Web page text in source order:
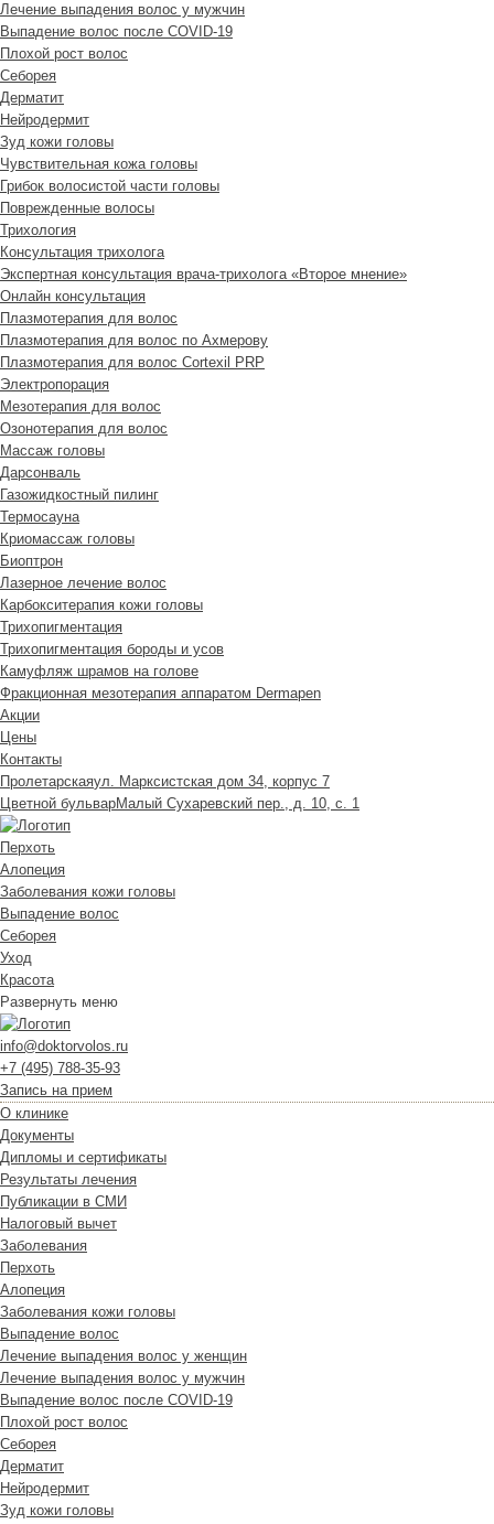
Лечение выпадения волос у мужчин
Выпадение волос после COVID-19
Плохой рост волос
Cеборея
Дерматит
Нейродермит
Зуд кожи головы
Чувствительная кожа головы
Грибок волосистой части головы
Поврежденные волосы
Трихология
Консультация трихолога
Экспертная консультация врача-трихолога «Второе мнение»
Онлайн консультация
Плазмотерапия для волос
Плазмотерапия для волос по Ахмерову
Плазмотерапия для волос Cortexil PRP
Электропорация
Мезотерапия для волос
Озонотерапия для волос
Массаж головы
Дарсонваль
Газожидкостный пилинг
Термосауна
Криомассаж головы
Биоптрон
Лазерное лечение волос
Карбокситерапия кожи головы
Трихопигментация
Трихопигментация бороды и усов
Камуфляж шрамов на голове
Фракционная мезотерапия аппаратом Dermapen
Акции
Цены
Контакты
Пролетарскаяул. Марксистская дом 34, корпус 7
Цветной бульварМалый Сухаревский пер., д. 10, с. 1
Перхоть
Алопеция
Заболевания кожи головы
Выпадение волос
Cеборея
Уход
Красота
Развернуть меню
info@doktorvolos.ru
+7 (495) 788-35-93
Запись на прием
О клинике
Документы
Дипломы и сертификаты
Результаты лечения
Публикации в СМИ
Налоговый вычет
Заболевания
Перхоть
Алопеция
Заболевания кожи головы
Выпадение волос
Лечение выпадения волос у женщин
Лечение выпадения волос у мужчин
Выпадение волос после COVID-19
Плохой рост волос
Cеборея
Дерматит
Нейродермит
Зуд кожи головы